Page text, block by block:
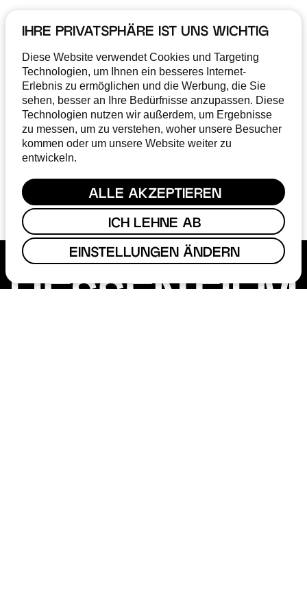
IHRE PRIVATSPHÄRE IST UNS WICHTIG
Diese Website verwendet Cookies und Targeting
Technologien, um Ihnen ein besseres Internet-
Erlebnis zu ermöglichen und die Werbung, die Sie
sehen, besser an Ihre Bedürfnisse anzupassen. Diese
Technologien nutzen wir außerdem, um Ergebnisse
zu messen, um zu verstehen, woher unsere Besucher
kommen oder um unsere Website weiter zu
entwickeln.
ALLE AKZEPTIEREN
ICH LEHNE AB
EINSTELLUNGEN ÄNDERN
MONATLICHE UPDATES
RUND UMS THEMA »FILME
MACHEN IN HESSEN«
Ich stimme derDatenschutzerklärung zu